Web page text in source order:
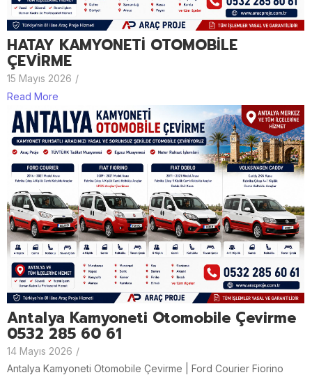
HATAY KAMYONETİ OTOMOBİLE
ÇEVİRME
15 Mayıs 2026 /
Read More
Antalya Kamyoneti Otomobile Çevirme
0532 285 60 61
14 Mayıs 2026 /
Antalya Kamyoneti Otomobile Çevirme | Ford Courier Fiorino